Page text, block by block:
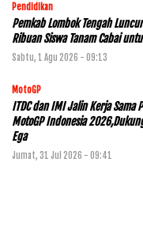
Pendidikan
Pemkab Lombok Tengah
Ribuan Siswa Tanam Cabai
Sabtu, 1 Agu 2026 - 09:13
MotoGP
ITDC dan IMI Jalin Kerja Sama
MotoGP Indonesia
Ega
Jumat, 31 Jul 2026 - 09:41